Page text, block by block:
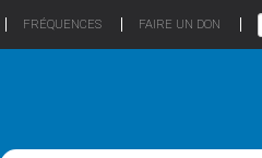
FRÉQUENCES FAIRE UN DON